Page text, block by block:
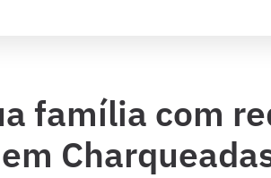
família com